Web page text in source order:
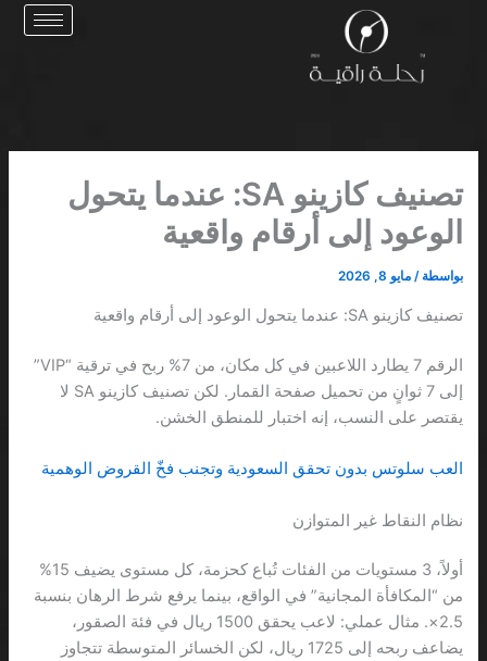
تصنيف كازينو SA: عندما يتحول
الوعود إلى أرقام واقعية
بواسطة /مايو 8, 2026
تصنيف كازينو SA: عندما يتحول الوعود إلى أرقام واقعية
الرقم 7 يطارد اللاعبين في كل مكان، من 7% ربح في ترقية “VIP”
إلى 7 ثوانٍ من تحميل صفحة القمار. لكن تصنيف كازينو SA لا
يقتصر على النسب، إنه اختبار للمنطق الخشن.
العب سلوتس بدون تحقق السعودية وتجنب فخّ القروض الوهمية
نظام النقاط غير المتوازن
أولاً، 3 مستويات من الفئات تُباع كحزمة، كل مستوى يضيف 15%
من “المكافأة المجانية” في الواقع، بينما يرفع شرط الرهان بنسبة
2.5×. مثال عملي: لاعب يحقق 1500 ريال في فئة الصقور،
يضاعف ربحه إلى 1725 ريال، لكن الخسائر المتوسطة تتجاوز